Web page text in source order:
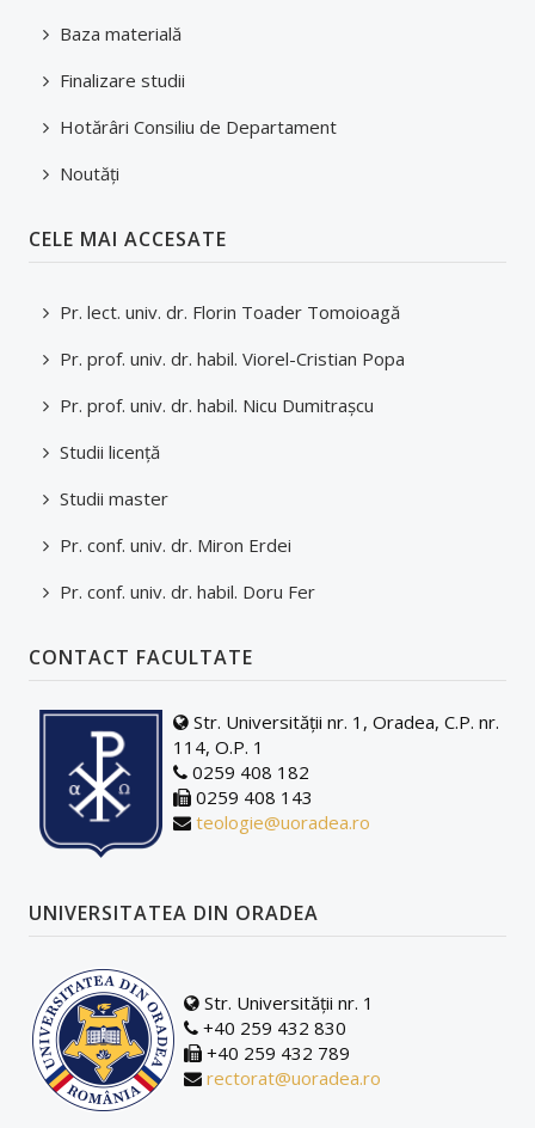
ADMITERE
PLANURI DE ÎNVĂȚĂMÂNT/FIȘE DE DISCIPLINĂ
DOCUMENTE ÎN DEZBATERE PUBLICĂ
Baza materială
Finalizare studii
Hotărâri Consiliu de Departament
Noutăți
CELE MAI ACCESATE
Pr. lect. univ. dr. Florin Toader Tomoioagă
Pr. prof. univ. dr. habil. Viorel-Cristian Popa
Pr. prof. univ. dr. habil. Nicu Dumitraşcu
Studii licenţă
Studii master
Pr. conf. univ. dr. Miron Erdei
Pr. conf. univ. dr. habil. Doru Fer
CONTACT FACULTATE
Str. Universității nr. 1, Oradea, C.P. nr.
114, O.P. 1
0259 408 182
0259 408 143
teologie@uoradea.ro
UNIVERSITATEA DIN ORADEA
Str. Universității nr. 1
+40 259 432 830
+40 259 432 789
rectorat@uoradea.ro